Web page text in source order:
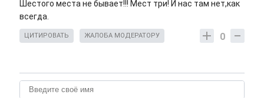
Шестого места не бывает!!! Мест три! И нас там нет,как
всегда.
0
ЦИТИРОВАТЬ ЖАЛОБА МОДЕРАТОРУ